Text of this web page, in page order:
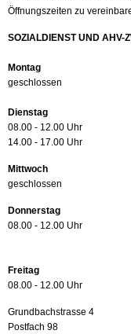
Öffnungszeiten zu
SOZIALDIENST UND AHV-
Montag
geschlossen
Dienstag
08.00 - 12.00 Uhr
14.00 - 17.00 Uhr
Mittwoch
geschlossen
Donnerstag
08.00 - 12.00 Uhr
Freitag
08.00 - 12.00 Uhr
Grundbachstrasse 4
Postfach 98